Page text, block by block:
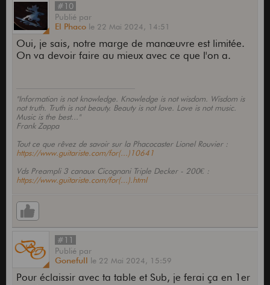
#10
Publié par
El Phaco le 22 Mai 2024, 14:51
Oui, je sais, notre marge de manœuvre est limitée.
On va devoir faire au mieux avec ce que l'on a.
"Information is not knowledge. Knowledge is not wisdom. Wisdom is
not truth. Truth is not beauty. Beauty is not love. Love is not music.
Music is the best..."
Frank Zappa
Tout ce que rêvez de savoir sur la Phacocaster Lionel Rouvier :
https://www.guitariste.com/for(...)10641
Vds Preampli 3 canaux Cicognani Triple Decker - 200€ :
https://www.guitariste.com/for(...).html
#11
Publié par
Gonefull le 22 Mai 2024, 15:59
Pour éclaissir avec ta table et Sub, je ferai ça en 1er